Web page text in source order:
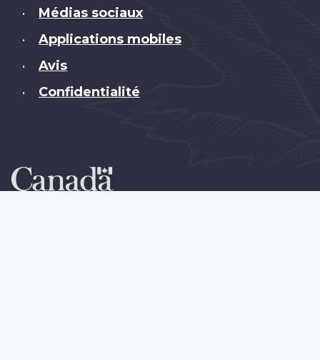
• Médias sociaux
• Applications mobiles
• Avis
• Confidentialité